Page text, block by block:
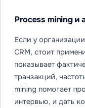
Process mining и
Если у
CRM, стоит
показывает
транзакций,
mining помогает
интервью, и дать